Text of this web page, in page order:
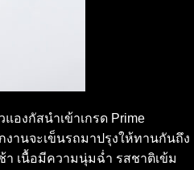
องกัสนำเข้าเกรด Prime
งานจะเข็นรถมาปรุงให้ทานกันถึง
า เนื้อมีความนุ่มฉ่ำ รสชาติเข้ม